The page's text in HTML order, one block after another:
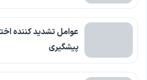
عوامل تشدید کننده
پیشگیری